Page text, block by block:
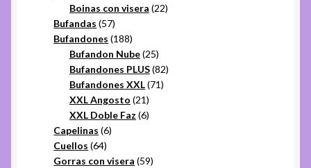
productos
Boinas con visera 2222
Bufandas 5757
productos
Bufandones 188188
productos
Bufandon Nube 2525
productos
Bufandones PLUS 8282
Bufandones XXL 7171
XXL Angosto 2121
productos
XXL Doble Faz 66
Capelinas 66
Cuellos 6464
productos
Gorras con visera 5959